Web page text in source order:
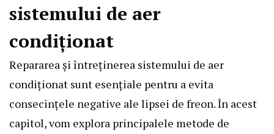
sistemului de aer
condiționat
Repararea și întreținerea sistemului de aer
condiționat sunt esențiale pentru a evita
consecințele negative ale lipsei de freon. În acest
capitol, vom explora principalele metode de